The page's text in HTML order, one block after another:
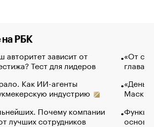
на РБК
авторитет зависит от
Тест для лидеров
Как ИИ-агенты
индустрию
Почему компании
лучших сотрудников
«От
глава
Маск в
основ